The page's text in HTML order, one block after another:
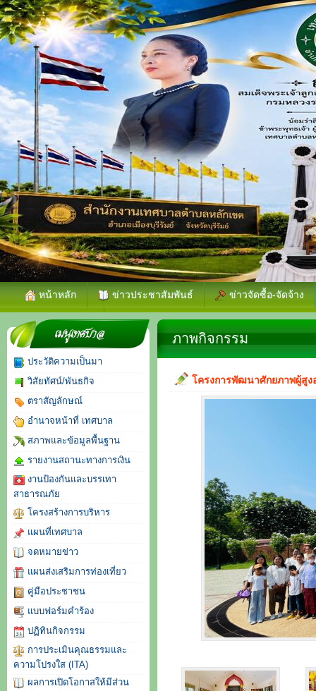
หน้าหลัก ข่าวประชาสัมพันธ์ ข่าวจัดซื้อ-จัดจ้าง
จดหมายข่าว
ประวัติความเป็นมา
วิสัยทัศน์/พันธกิจ
ตราสัญลักษณ์
อำนาจหน้าที่ เทศบาล
สภาพและข้อมูลพื้นฐาน
รายงานสถานะทางการเงิน
งานป้องกันและบรรเทา
สาธารณภัย
โครงสร้างการบริหาร
แผนที่เทศบาล
จดหมายข่าว
แผนส่งเสริมการท่องเที่ยว
คู่มือประชาชน
แบบฟอร์มคำร้อง
ปฏิทินกิจกรรม
การประเมินคุณธรรมและ
ความโปรงใส (ITA)
ผลการเปิดโอกาสให้มีส่วน
ภาพกิจกรรม
โครงการพัฒนาศักยภาพผู้สู